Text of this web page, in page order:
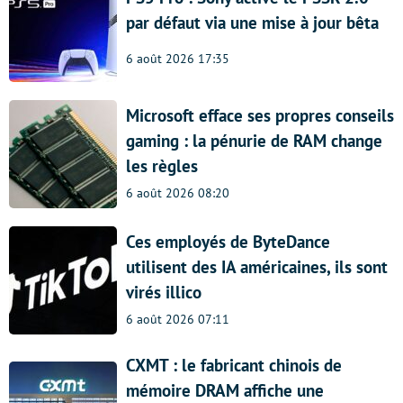
par défaut via une mise à jour bêta
6 août 2026 17:35
Microsoft efface ses propres conseils
gaming : la pénurie de RAM change
les règles
6 août 2026 08:20
Ces employés de ByteDance
utilisent des IA américaines, ils sont
virés illico
6 août 2026 07:11
CXMT : le fabricant chinois de
mémoire DRAM affiche une